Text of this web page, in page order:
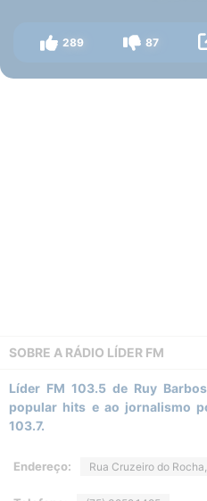
289 87
SOBRE A RÁDIO LÍDER FM
Líder FM 103.5 de Ruy
popular hits e ao jornalismo
103.7.
Endereço: Rua Cruzeiro do